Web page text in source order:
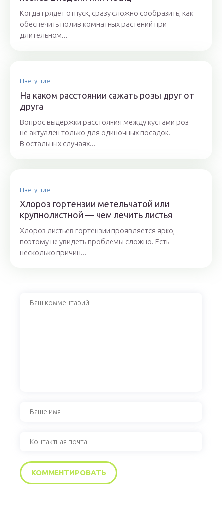
Когда грядет отпуск, сразу сложно сообразить, как
обеспечить полив комнатных растений при
длительном...
Цветущие
На каком расстоянии сажать розы друг от
друга
Вопрос выдержки расстояния между кустами роз
не актуален только для одиночных посадок.
В остальных случаях...
Цветущие
Хлороз гортензии метельчатой или
крупнолистной — чем лечить листья
Хлороз листьев гортензии проявляется ярко,
поэтому не увидеть проблемы сложно. Есть
несколько причин...